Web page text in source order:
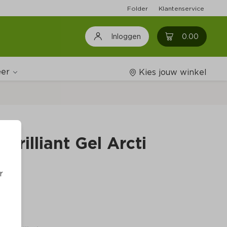
Folder Klantenservice
Inloggen 0.00 0
Wijnshop
Kies jouw winkel
Brilliant Gel Arcti